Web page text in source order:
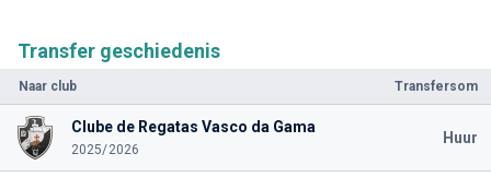
Transfer geschiedenis
Naar club Transfersom
Clube de Regatas Vasco da Gama
2025/2026
Huur